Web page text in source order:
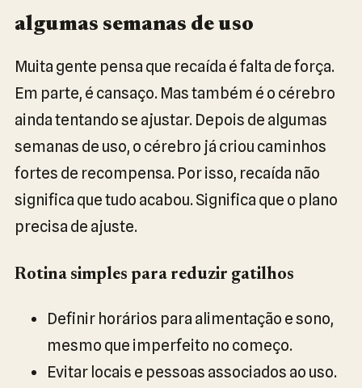
algumas semanas de uso
Muita gente pensa que recaída é falta de força.
Em parte, é cansaço. Mas também é o cérebro
ainda tentando se ajustar. Depois de algumas
semanas de uso, o cérebro já criou caminhos
fortes de recompensa. Por isso, recaída não
significa que tudo acabou. Significa que o plano
precisa de ajuste.
Rotina simples para reduzir gatilhos
Definir horários para alimentação e sono,
mesmo que imperfeito no começo.
Evitar locais e pessoas associados ao uso.